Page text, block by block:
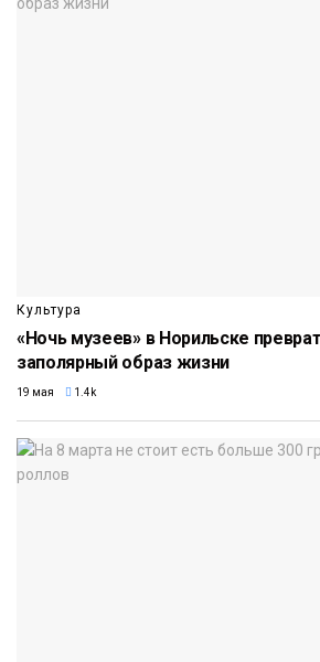
Культура
«Ночь музеев» в Норильске
заполярный образ жизни
19 мая 1.4k